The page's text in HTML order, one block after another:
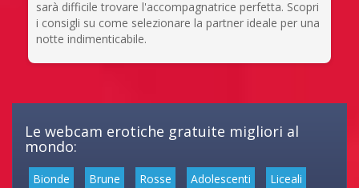
sarà difficile trovare l'accompagnatrice perfetta. Scopri
i consigli su come selezionare la partner ideale per una
notte indimenticabile.
Le webcam erotiche gratuite migliori al
mondo:
Bionde Brune Rosse Adolescenti Liceali